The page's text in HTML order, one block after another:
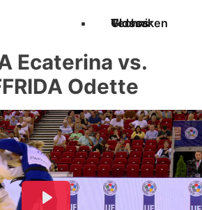
Techniken
Videos
Glossar
Ecaterina vs.
Odette